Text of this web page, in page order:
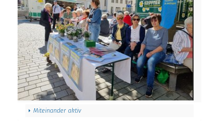
Miteinander aktiv